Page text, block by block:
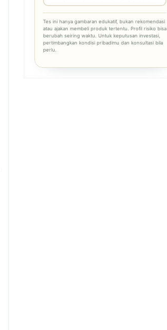
Tes ini hanya gambaran edukatif, bukan rekomendasi
atau ajakan membeli produk tertentu. Profil risiko bisa
berubah seiring waktu. Untuk keputusan investasi,
pertimbangkan kondisi pribadimu dan konsultasi bila
perlu.